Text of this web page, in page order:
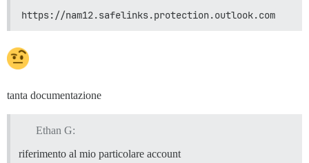
https://nam12.safelinks.protection.outlook.com
tanta documentazione
Ethan G:
riferimento al mio particolare account